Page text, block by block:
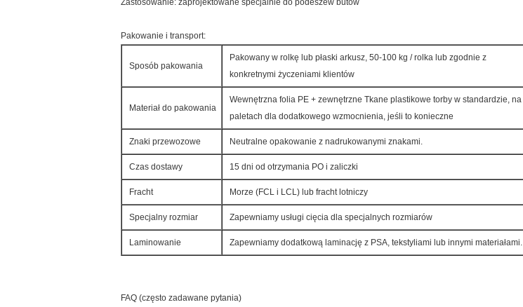
Zastosowanie: zaprojektowane specjalnie do podeszew butów
Pakowanie i transport:
Sposób pakowania
Pakowany w rolkę lub płaski arkusz, 50-100 kg / rolka lub zgodnie z
konkretnymi życzeniami klientów
Materiał do pakowania
Wewnętrzna folia PE + zewnętrzne Tkane plastikowe torby w standardzie, na
paletach dla dodatkowego wzmocnienia, jeśli to konieczne
Znaki przewozowe Neutralne opakowanie z nadrukowanymi znakami.
Czas dostawy 15 dni od otrzymania PO i zaliczki
Fracht Morze (FCL i LCL) lub fracht lotniczy
Specjalny rozmiar Zapewniamy usługi cięcia dla specjalnych rozmiarów
Laminowanie Zapewniamy dodatkową laminację z PSA, tekstyliami lub innymi materiałami.
FAQ (często zadawane pytania)